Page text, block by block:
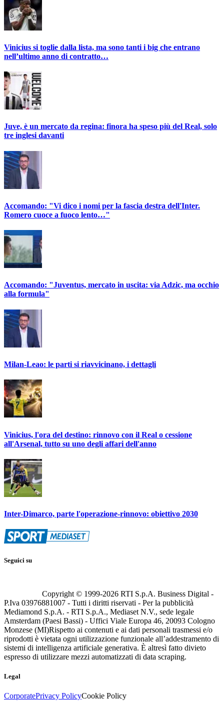
Vinicius si toglie dalla lista, ma sono tanti i big che entrano
nell’ultimo anno di contratto…
Juve, è un mercato da regina: finora ha speso più del Real, solo
tre inglesi davanti
Accomando: "Vi dico i nomi per la fascia destra dell'Inter.
Romero cuoce a fuoco lento…"
Accomando: "Juventus, mercato in uscita: via Adzic, ma occhio
alla formula"
Milan-Leao: le parti si riavvicinano, i dettagli
Vinicius, l'ora del destino: rinnovo con il Real o cessione
all'Arsenal, tutto su uno degli affari dell'anno
Inter-Dimarco, parte l'operazione-rinnovo: obiettivo 2030
Seguici su
Copyright © 1999-2026 RTI S.p.A. Business Digital -
P.Iva 03976881007 - Tutti i diritti riservati - Per la pubblicità
Mediamond S.p.A. - RTI S.p.A., Mediaset N.V., sede legale
Amsterdam (Paesi Bassi) - Uffici Viale Europa 46, 20093 Cologno
Monzese (MI)Rispetto ai contenuti e ai dati personali trasmessi e/o
riprodotti è vietata ogni utilizzazione funzionale all’addestramento di
sistemi di intelligenza artificiale generativa. È altresì fatto divieto
espresso di utilizzare mezzi automatizzati di data scraping.
Legal
CorporatePrivacy PolicyCookie Policy